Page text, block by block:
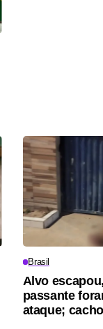
Brasil
Alvo
passante
ataque;